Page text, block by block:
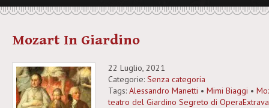
Mozart In Giardino
22 Luglio, 2021
Categorie: Senza categoria
Tags: Alessandro Manetti • Mimi Biaggi •
teatro del Giardino Segreto di